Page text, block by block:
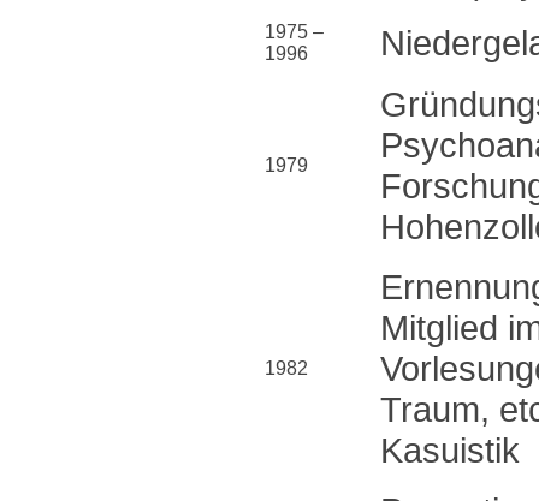
1975 –
1996
1979
1982
Mitglied
Traum,
Kasuistik